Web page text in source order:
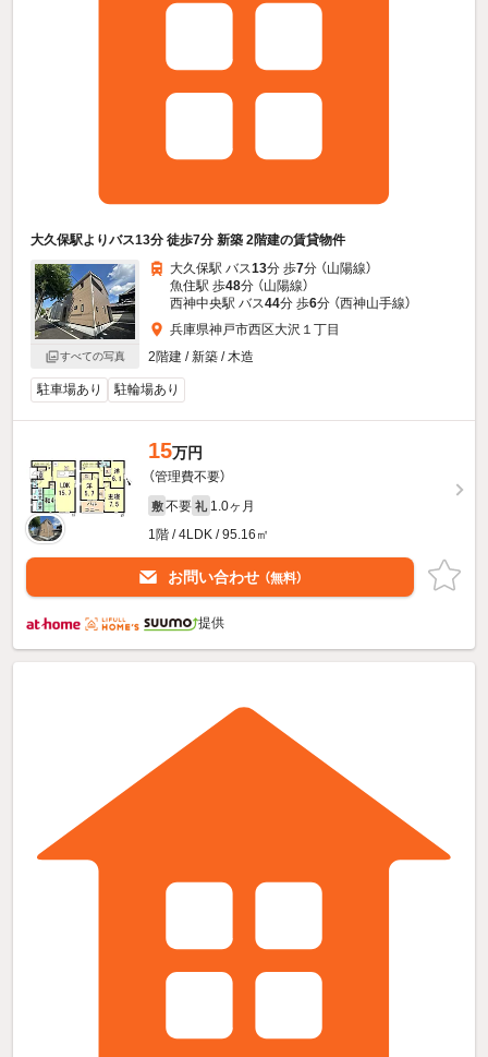
大久保駅よりバス13分 徒歩7分 新築 2階建の賃貸物件
すべての写真
大久保駅 バス13分 歩7分 （山陽線）
魚住駅 歩48分 （山陽線）
西神中央駅 バス44分 歩6分 （西神山手線）
兵庫県神戸市西区大沢１丁目
2階建 / 新築 / 木造
駐車場あり 駐輪場あり
15万円
（管理費不要）
敷 不要 礼 1.0ヶ月
1階 / 4LDK / 95.16㎡
お問い合わせ （無料）
提供